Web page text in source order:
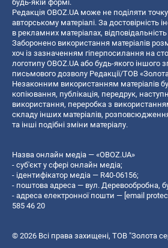
будь-якій формі.
Редакція OBOZ.UA може не поділяти
авторському матеріалі. За достовірність
в рекламних матеріалах,
Заборонено використання матеріалів
хоч із зазначенням гіперпосилання на
логотипу OBOZ.UA або будь-якого іншого
письмового дозволу Редакції/ТОВ
Незаконним використанням матеріалів
копiювання, публiкацiя, передрук,
використання, переробка з
складу інших матеріалів,
та інші подібні зміни матеріалу.
Назва онлайн медіа — «OBOZ.UA»
- суб'єкт у сфері онлайн медіа;
- ідентифікатор медіа — R40-06156;
- поштова адреса — вул. Деревообробна,
- адреса електронної пошти — [email
585 46 20
© 2026 Всі права захищені, ТОВ "Золота